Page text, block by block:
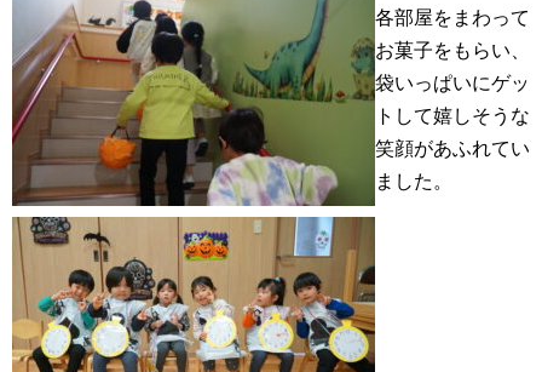
各部屋をまわって
お菓子をもらい、
袋いっぱいにゲッ
トして嬉しそうな
笑顔があふれてい
ました。